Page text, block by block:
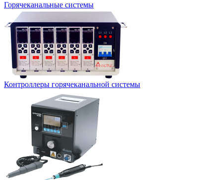
Горячеканальные системы
Контроллеры горячеканальной системы